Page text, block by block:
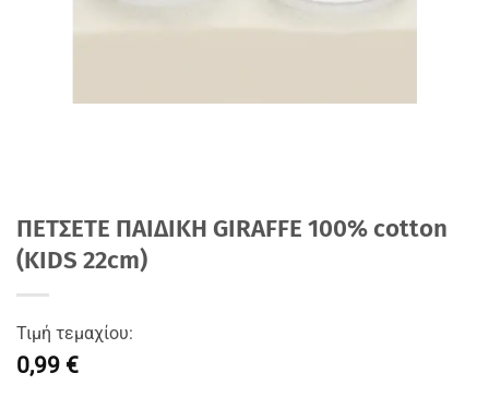
ΠΕΤΣΕΤΕ ΠΑΙΔΙΚΗ GIRAFFE 100% cotton
(KIDS 22cm)
Τιμή τεμαχίου:
0,99 €